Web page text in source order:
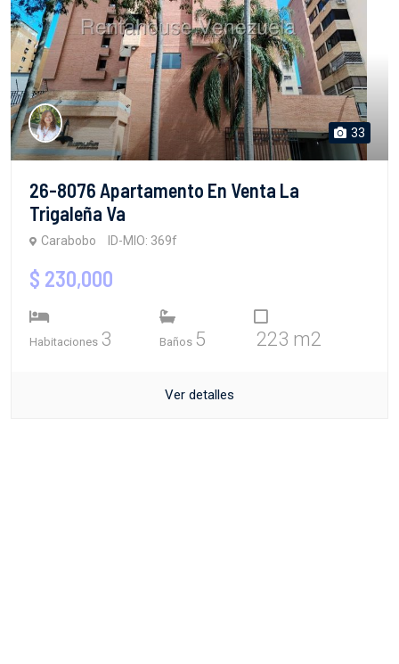
33
26-8076 Apartamento En Venta La
Trigaleña Va
Carabobo ID-MIO: 369f
$ 230,000
Habitaciones 3 Baños 5 223 m2
Ver detalles